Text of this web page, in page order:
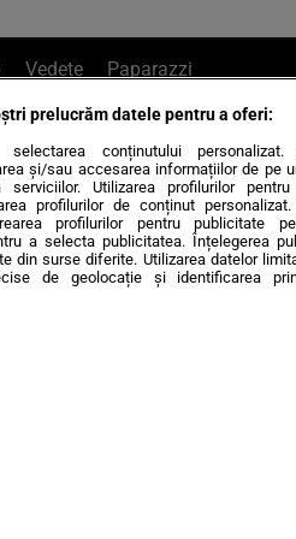
Vedete Paparazzi
sau trimite mail la
LIFE STYLE Horoscop
prelucrăm datele pentru a oferi:
conținutului personalizat.
și/sau accesarea informațiilor de pe
serviciilor. Utilizarea profilurilor
profilurilor de conținut personalizat.
profilurilor pentru publicitate
a selecta publicitatea. Înțelegerea
din surse diferite. Utilizarea datelor
de geolocație și identificarea